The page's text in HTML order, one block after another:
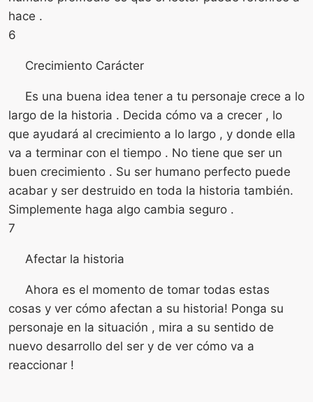
hace .
6
Crecimiento Carácter
Es una buena idea tener a tu personaje crece a lo
largo de la historia . Decida cómo va a crecer , lo
que ayudará al crecimiento a lo largo , y donde ella
va a terminar con el tiempo . No tiene que ser un
buen crecimiento . Su ser humano perfecto puede
acabar y ser destruido en toda la historia también.
Simplemente haga algo cambia seguro .
7
Afectar la historia
Ahora es el momento de tomar todas estas
cosas y ver cómo afectan a su historia! Ponga su
personaje en la situación , mira a su sentido de
nuevo desarrollo del ser y de ver cómo va a
reaccionar !